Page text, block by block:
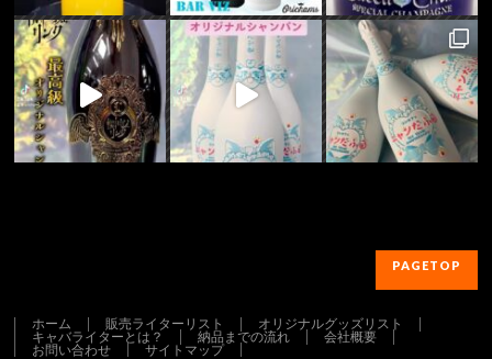
PAGETOP
ホーム 販売ライターリスト
オリジナルグッズリスト
キャバライターとは？
納品までの流れ
会社概要
お問い合わせ
サイトマップ